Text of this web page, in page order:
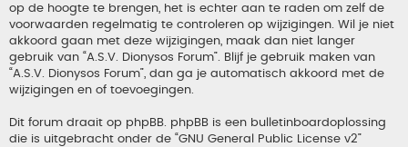
op de hoogte te brengen, het is echter aan te raden om zelf de
voorwaarden regelmatig te controleren op wijzigingen. Wil je niet
akkoord gaan met deze wijzigingen, maak dan niet langer
gebruik van “A.S.V. Dionysos Forum”. Blijf je gebruik maken van
“A.S.V. Dionysos Forum”, dan ga je automatisch akkoord met de
wijzigingen en of toevoegingen.
Dit forum draait op phpBB. phpBB is een bulletinboardoplossing
die is uitgebracht onder de “GNU General Public License v2”